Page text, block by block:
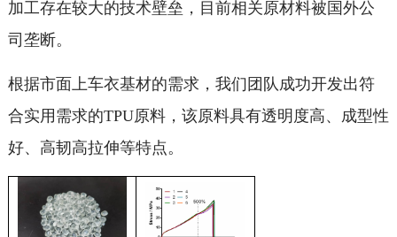
加工存在较大的技术壁垒，目前相关原材料被国外公
司垄断。
根据市面上车衣基材的需求，我们团队成功开发出符
合实用需求的TPU原料，该原料具有透明度高、成型性
好、高韧高拉伸等特点。